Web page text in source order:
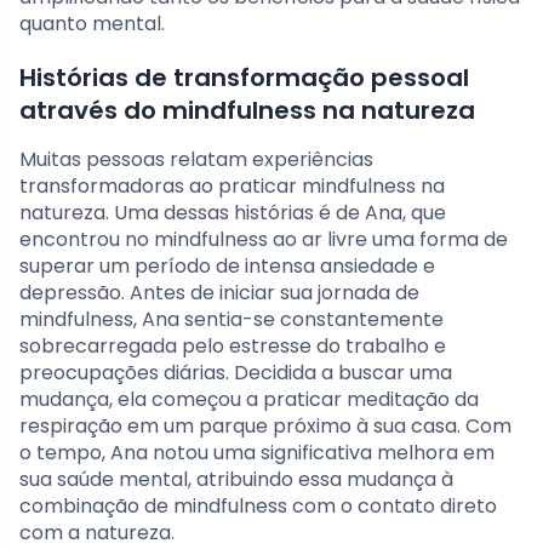
quanto mental.
Histórias de transformação pessoal
através do mindfulness na natureza
Muitas pessoas relatam experiências
transformadoras ao praticar mindfulness na
natureza. Uma dessas histórias é de Ana, que
encontrou no mindfulness ao ar livre uma forma de
superar um período de intensa ansiedade e
depressão. Antes de iniciar sua jornada de
mindfulness, Ana sentia-se constantemente
sobrecarregada pelo estresse do trabalho e
preocupações diárias. Decidida a buscar uma
mudança, ela começou a praticar meditação da
respiração em um parque próximo à sua casa. Com
o tempo, Ana notou uma significativa melhora em
sua saúde mental, atribuindo essa mudança à
combinação de mindfulness com o contato direto
com a natureza.